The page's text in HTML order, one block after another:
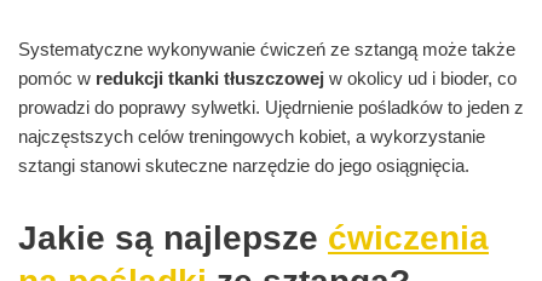
Systematyczne wykonywanie ćwiczeń ze sztangą może także
pomóc w redukcji tkanki tłuszczowej w okolicy ud i bioder, co
prowadzi do poprawy sylwetki. Ujędrnienie pośladków to jeden z
najczęstszych celów treningowych kobiet, a wykorzystanie
sztangi stanowi skuteczne narzędzie do jego osiągnięcia.
Jakie są najlepsze ćwiczenia